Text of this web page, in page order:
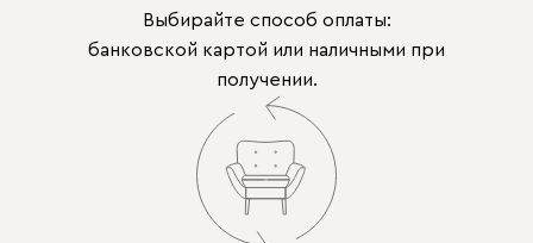
Выбирайте способ оплаты:
банковской картой или наличными при
получении.